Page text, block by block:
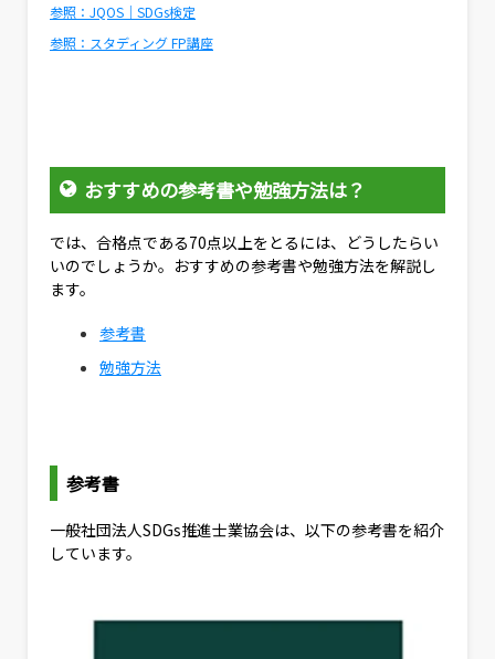
参照：JQOS｜SDGs検定
参照：スタディング FP講座
おすすめの参考書や勉強方法は？
では、合格点である70点以上をとるには、どうしたらい
いのでしょうか。おすすめの参考書や勉強方法を解説し
ます。
参考書
勉強方法
参考書
一般社団法人SDGs推進士業協会は、以下の参考書を紹介
しています。